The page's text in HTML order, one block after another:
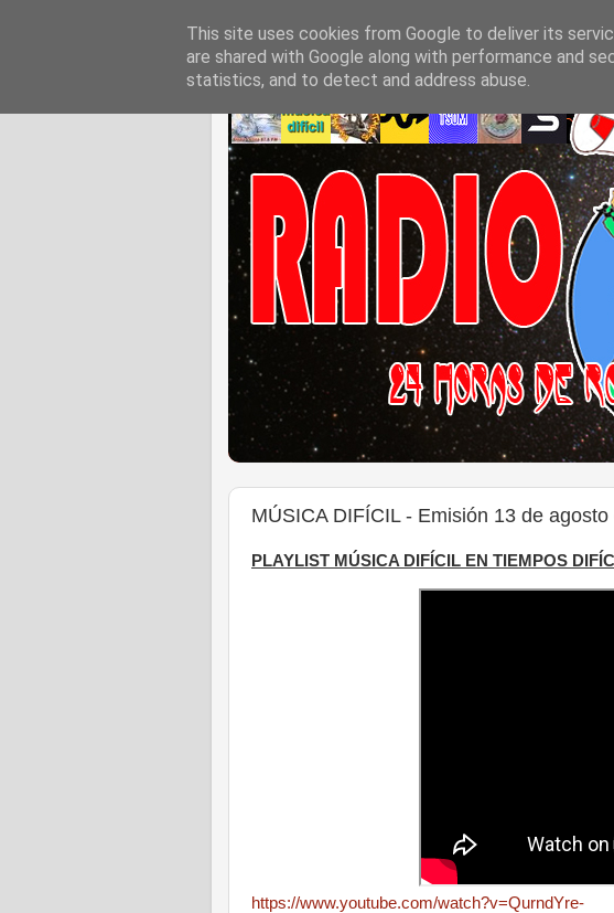
MÚSICA DIFÍCIL - Emisión 13 de
PLAYLIST MÚSICA DIFÍCIL EN TIEMPOS
https://www.youtube.com/watch?v=QurndYre-
This site uses cookies from Google to deliver its
are shared with Google along with performance and
statistics, and to detect and address abuse.